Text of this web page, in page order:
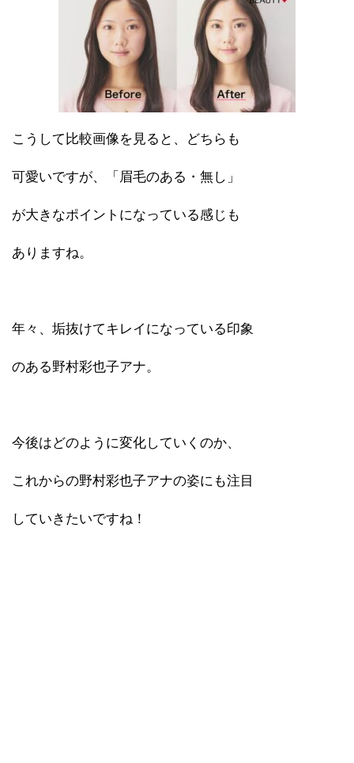
こうして比較画像を見ると、どちらも
可愛いですが、「眉毛のある・無し」
が大きなポイントになっている感じも
ありますね。
年々、垢抜けてキレイになっている印象
のある野村彩也子アナ。
今後はどのように変化していくのか、
これからの野村彩也子アナの姿にも注目
していきたいですね！